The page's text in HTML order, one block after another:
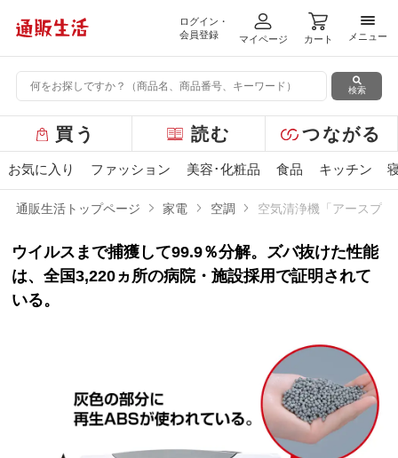
ログイン・
会員登録
マイページ カート
メニ
メニュー
検索
ー
バ
ュ
ー
買う 読む つながる
お気に入り ファッション 美容･化粧品 食品 キッチン
通販生活トップページ 家電 空調 空気清浄機「アースプラ
ウイルスまで捕獲して99.9％分解。ズバ抜けた性能
は、全国3,220ヵ所の病院・施設採用で証明されて
いる。